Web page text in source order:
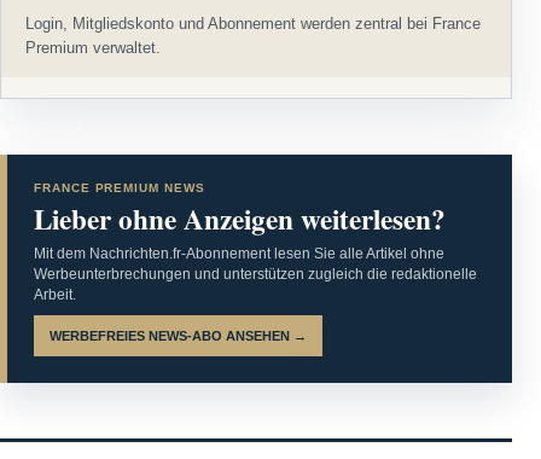
Login, Mitgliedskonto und Abonnement werden zentral bei France
Premium verwaltet.
FRANCE PREMIUM NEWS
Lieber ohne Anzeigen weiterlesen?
Mit dem Nachrichten.fr-Abonnement lesen Sie alle Artikel ohne
Werbeunterbrechungen und unterstützen zugleich die redaktionelle
Arbeit.
WERBEFREIES NEWS-ABO ANSEHEN →